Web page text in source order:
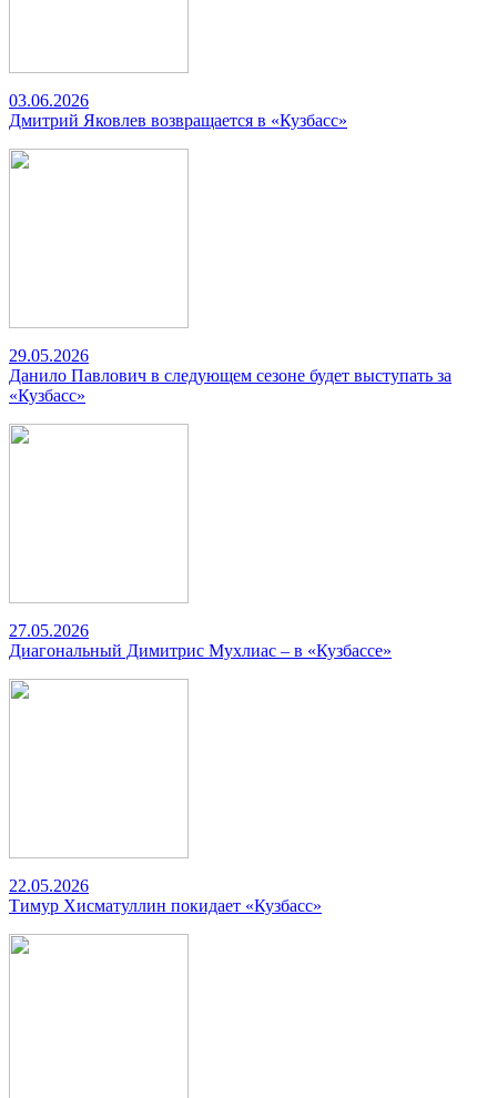
03.06.2026
Дмитрий Яковлев возвращается в «Кузбасс»
29.05.2026
Данило Павлович в следующем сезоне будет выступать за
«Кузбасс»
27.05.2026
Диагональный Димитрис Мухлиас – в «Кузбассе»
22.05.2026
Тимур Хисматуллин покидает «Кузбасс»